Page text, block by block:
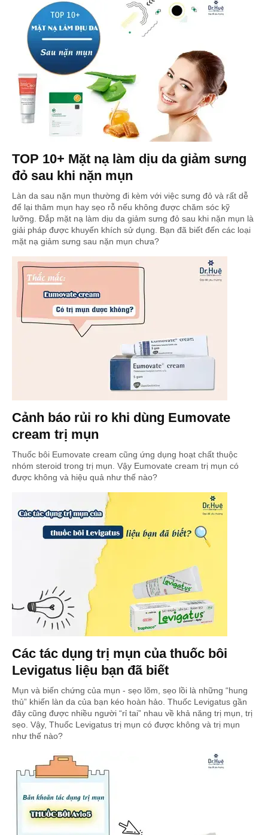
TOP 10+ Mặt nạ làm dịu da giảm sưng
đỏ sau khi nặn mụn
Làn da sau nặn mụn thường đi kèm với việc sưng đỏ và rất dễ
để lại thâm mụn hay sẹo rỗ nếu không được chăm sóc kỹ
lưỡng. Đắp mặt nạ làm dịu da giảm sưng đỏ sau khi nặn mụn là
giải pháp được khuyến khích sử dụng. Bạn đã biết đến các loại
mặt nạ giảm sưng sau nặn mụn chưa?
Cảnh báo rủi ro khi dùng Eumovate
cream trị mụn
Thuốc bôi Eumovate cream cũng ứng dụng hoạt chất thuộc
nhóm steroid trong trị mụn. Vậy Eumovate cream trị mụn có
được không và hiệu quả như thế nào?
Các tác dụng trị mụn của thuốc bôi
Levigatus liệu bạn đã biết
Mụn và biến chứng của mụn - sẹo lõm, sẹo lồi là những “hung
thủ” khiến làn da của bạn kéo hoàn hảo. Thuốc Levigatus gần
đây cũng được nhiều người “rỉ tai” nhau về khả năng trị mụn, trị
sẹo. Vậy, Thuốc Levigatus trị mụn có được không và trị mụn
như thế nào?